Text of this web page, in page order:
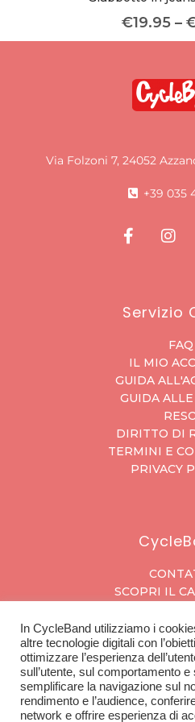
22.45
Via Folzoni 7, 24052
+39 035
Servizio
FAQ
IL MIO
GUIDA
GUIDA
DIRITTO DI
TERMINI E
PRIVACY
SCOPRI IL
SU DI
APRI IL TUO
In CycleBand utilizziamo i
altre tecnologie digitali con
ottimizzare l’esperienza
sull’utente, sul comportamento
semplificare la navigazione sul
rendimento e l’audience,
network e offrire esperienza di